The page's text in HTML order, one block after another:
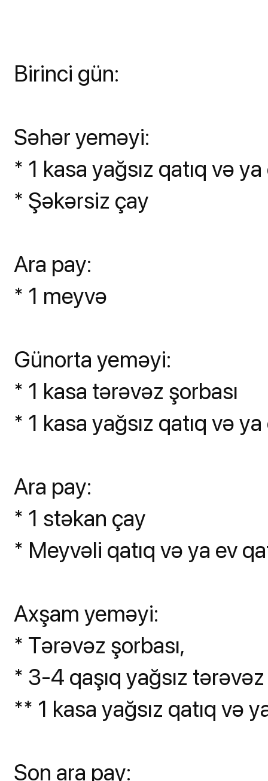
Birinci gün:
Səhər yeməyi:
* 1 kasa yağsız qatıq və ya
* Şəkərsiz çay
Ara pay:
* 1 meyvə
Günorta yeməyi:
* 1 kasa tərəvəz şorbası
* 1 kasa yağsız qatıq və ya
Ara pay:
* 1 stəkan çay
* Meyvəli qatıq və ya ev
Axşam yeməyi:
* Tərəvəz şorbası,
* 3-4 qaşıq yağsız
** 1 kasa yağsız qatıq və
Son ara pay: